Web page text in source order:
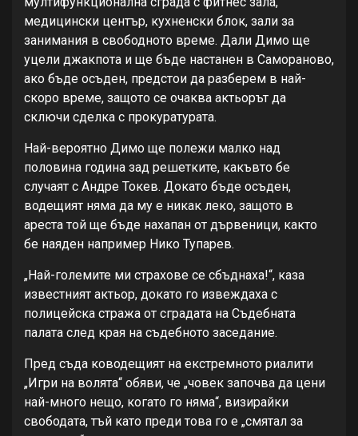
медицински център, кухненски блок, зали за
занимания в свободното време. Дали Димо ще
уцели джакпота и ще бъде настанен в Самораново,
ако бъде осъден, предстои да разберем в най-
скоро време, защото се очаква актьорът да
сключи сделка с прокуратурата.
Най-вероятно Димо ще полежи малко над
половина година зад решетките, какъвто бе
случаят с Андре Токев. Докато бъде осъден,
водещият няма да му е никак леко, защото в
ареста той ще бъде нахапан от дървеници, както
бе наяден например Нико Тупарев.
„Най-големите ми страхове се сбъднаха!“, каза
известният актьор, докато го извеждаха с
полицейска стража от сградата на Съдебната
палата след края на съдебното заседание.
Пред съда ководещият на екстремното риалити
„Игри на волята“ обяви, че „човек започва да цени
най-много нещо, когато го няма“, визирайки
свободата, тъй като преди това го е „смятал за